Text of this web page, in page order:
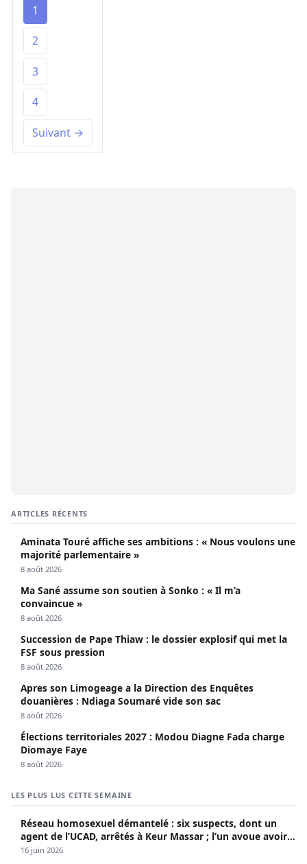
1
2
3
4
Suivant →
ARTICLES RÉCENTS
Aminata Touré affiche ses ambitions : « Nous voulons une
majorité parlementaire »
8 août 2026
Ma Sané assume son soutien à Sonko : « Il m’a
convaincue »
8 août 2026
Succession de Pape Thiaw : le dossier explosif qui met la
FSF sous pression
8 août 2026
Apres son Limogeage a la Direction des Enquêtes
douanières : Ndiaga Soumaré vide son sac
8 août 2026
Élections territoriales 2027 : Modou Diagne Fada charge
Diomaye Faye
8 août 2026
LES PLUS LUS CETTE SEMAINE
Réseau homosexuel démantelé : six suspects, dont un
agent de l’UCAD, arrêtés à Keur Massar ; l’un avoue avoir
propagé le VIH depuis 2018
16 juin 2026